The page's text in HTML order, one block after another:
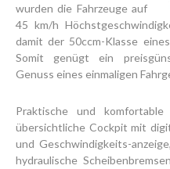
wurden die Fahrzeuge auf
45 km/h
damit der 50ccm-Klasse
Somit genügt ein
Genuss eines einmaligen
Praktische und
übersichtliche Cockpit mit
und Geschwindigkeits-
hydraulische